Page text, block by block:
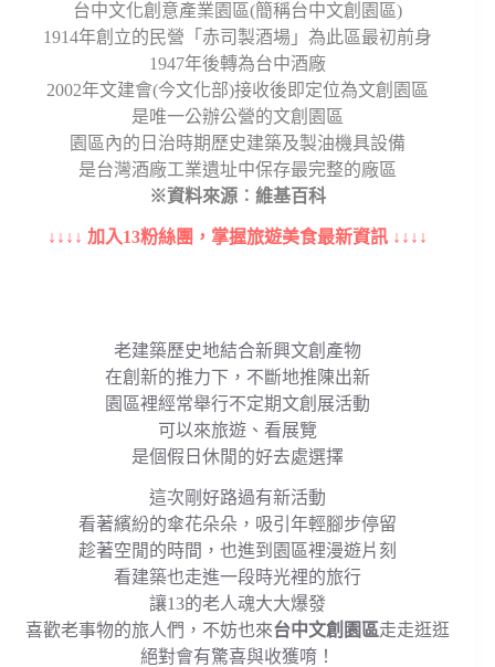
台中文化創意產業園區(簡稱台中文創園區)
1914年創立的民營「赤司製酒場」為此區最初前身
1947年後轉為台中酒廠
2002年文建會(今文化部)接收後即定位為文創園區
是唯一公辦公營的文創園區
園區內的日治時期歷史建築及製油機具設備
是台灣酒廠工業遺址中保存最完整的廠區
※資料來源︰維基百科
↓↓↓↓ 加入13粉絲團，掌握旅遊美食最新資訊 ↓↓↓↓
老建築歷史地結合新興文創產物
在創新的推力下，不斷地推陳出新
園區裡經常舉行不定期文創展活動
可以來旅遊、看展覽
是個假日休閒的好去處選擇
這次剛好路過有新活動
看著繽紛的傘花朵朵，吸引年輕腳步停留
趁著空閒的時間，也進到園區裡漫遊片刻
看建築也走進一段時光裡的旅行
讓13的老人魂大大爆發
喜歡老事物的旅人們，不妨也來台中文創園區走走逛逛
絕對會有驚喜與收獲唷！